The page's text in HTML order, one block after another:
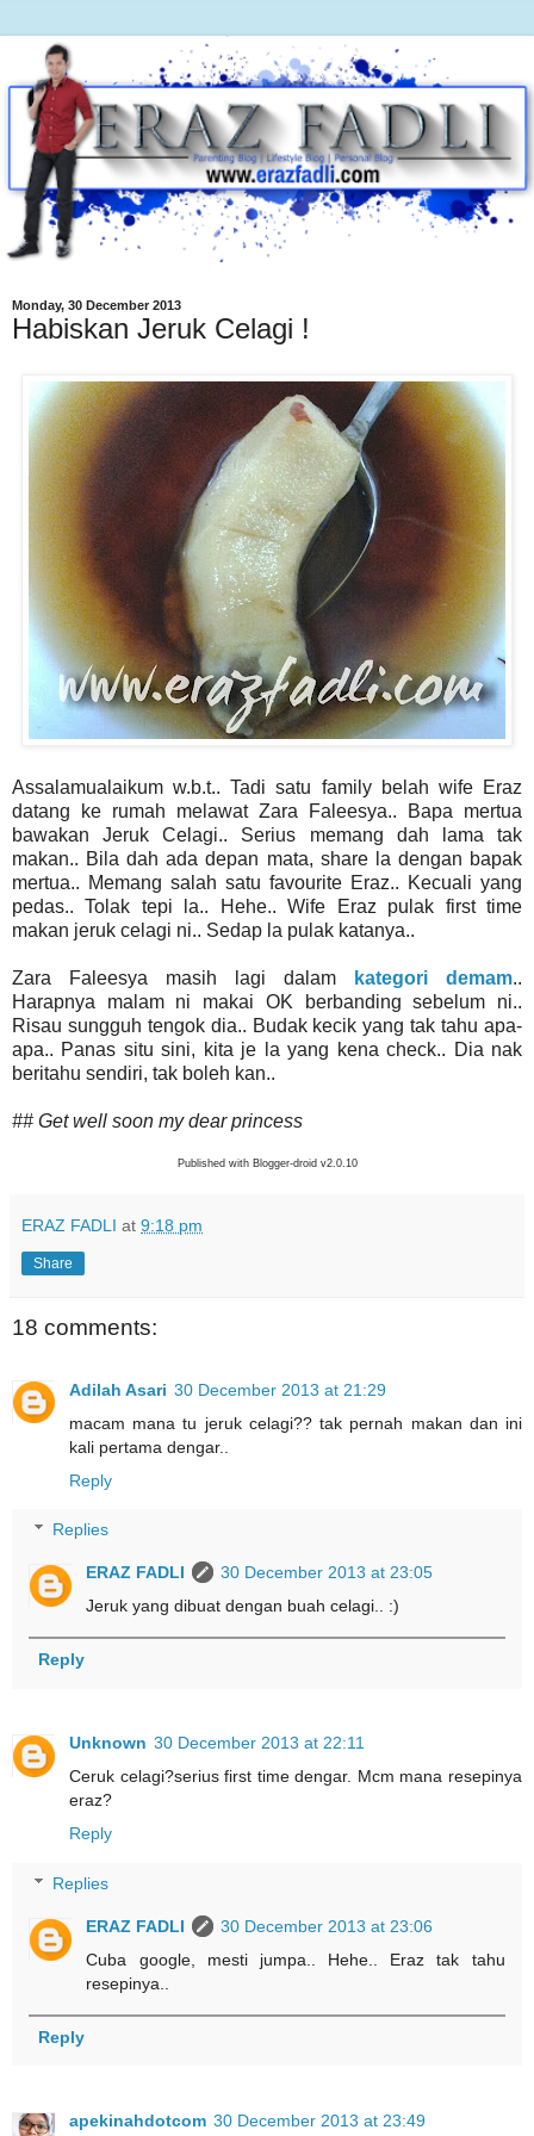
Monday, 30 December 2013
Habiskan Jeruk Celagi !
Assalamualaikum w.b.t.. Tadi satu family belah wife Eraz
datang ke rumah melawat Zara Faleesya.. Bapa mertua
bawakan Jeruk Celagi.. Serius memang dah lama tak
makan.. Bila dah ada depan mata, share la dengan bapak
mertua.. Memang salah satu favourite Eraz.. Kecuali yang
pedas.. Tolak tepi la.. Hehe.. Wife Eraz pulak first time
makan jeruk celagi ni.. Sedap la pulak katanya..
Zara Faleesya masih lagi dalam kategori demam..
Harapnya malam ni makai OK berbanding sebelum ni..
Risau sungguh tengok dia.. Budak kecik yang tak tahu apa-
apa.. Panas situ sini, kita je la yang kena check.. Dia nak
beritahu sendiri, tak boleh kan..
## Get well soon my dear princess
Published with Blogger-droid v2.0.10
ERAZ FADLI at 9:18 pm
Share
18 comments:
Adilah Asari 30 December 2013 at 21:29
macam mana tu jeruk celagi?? tak pernah makan dan ini
kali pertama dengar..
Reply
Replies
ERAZ FADLI
30 December 2013 at 23:05
Jeruk yang dibuat dengan buah celagi.. :)
Reply
Unknown 30 December 2013 at 22:11
Ceruk celagi?serius first time dengar. Mcm mana resepinya
eraz?
Reply
Replies
ERAZ FADLI
30 December 2013 at 23:06
Cuba google, mesti jumpa.. Hehe.. Eraz tak tahu
resepinya..
Reply
apekinahdotcom 30 December 2013 at 23:49